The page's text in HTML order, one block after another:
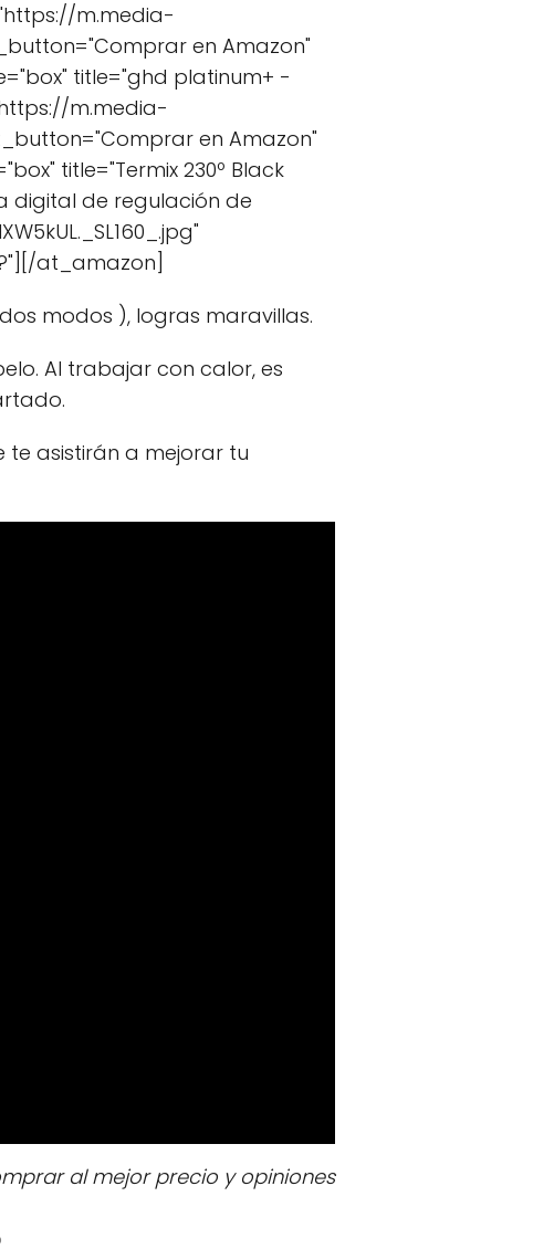
m.media-
en Amazon"
title="ghd platinum+ -
m.media-
en Amazon"
title="Termix 230º Black
digital de regulación de
at_amazon]
modos ), logras maravillas.
Al trabajar con calor, es
asistirán a mejorar tu
al mejor precio y opiniones